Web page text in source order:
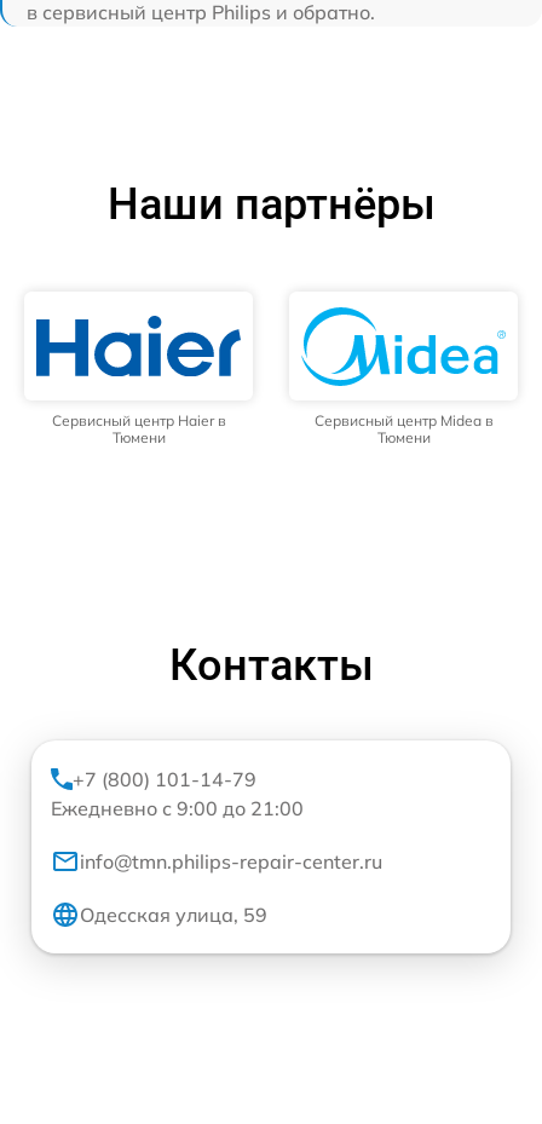
в сервисный центр Philips и обратно.
Наши партнёры
Сервисный центр Haier в
Тюмени
Сервисный центр Midea в
Тюмени
Контакты
+7 (800) 101-14-79
Ежедневно с 9:00 до 21:00
info@tmn.philips-repair-center.ru
Одесская улица, 59